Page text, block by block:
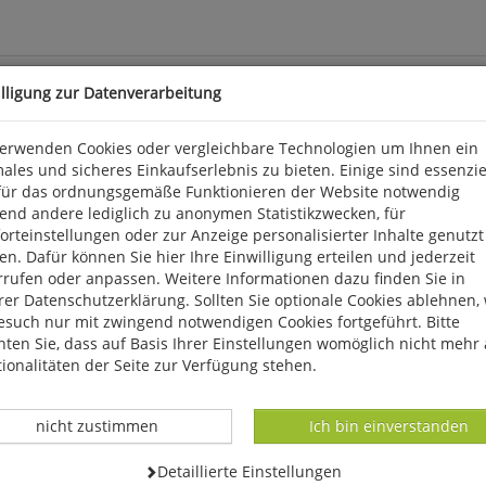
ist dieser Anfeuchter die Hilfe schlechthin. Sein
Schwamm befindet sich in einem rutschfesten
Ø: ca. 8,5 cm. Gutenberg.
info@gutenberggmbh.de
zur Datenverarbeitung
Cookies oder vergleichbare Technologien um Ihnen ein
und sicheres Einkaufserlebnis zu bieten. Einige sind
das ordnungsgemäße Funktionieren der Website notwendig
andere lediglich zu anonymen Statistikzwecken, für
oder zur Anzeige personalisierter Inhalte genutzt
Dafür können Sie hier Ihre Einwilligung erteilen und jederzeit
oder anpassen. Weitere Informationen dazu finden Sie in
Datenschutzerklärung. Sollten Sie optionale Cookies ablehnen,
nur mit zwingend notwendigen Cookies fortgeführt. Bitte
Sie, dass auf Basis Ihrer Einstellungen womöglich nicht mehr
der Seite zur Verfügung stehen.
Datenverarbeitung -
Ich bin einverstanden
Datenverarbeitung -
nicht zustimmen
Datenverarbeitung -
Detaillierte Einstellungen